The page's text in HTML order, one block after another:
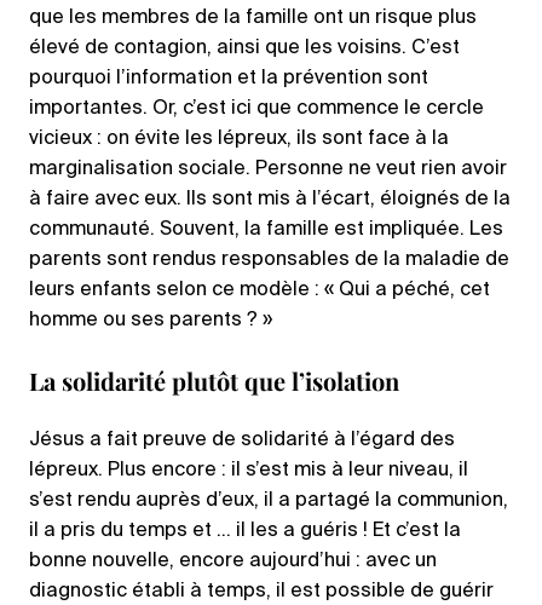
que les membres de la famille ont un risque plus
élevé de contagion, ainsi que les voisins. C’est
pourquoi l’information et la prévention sont
importantes. Or, c’est ici que commence le cercle
vicieux : on évite les lépreux, ils sont face à la
marginalisation sociale. Personne ne veut rien avoir
à faire avec eux. Ils sont mis à l’écart, éloignés de la
communauté. Souvent, la famille est impliquée. Les
parents sont rendus responsables de la maladie de
leurs enfants selon ce modèle : « Qui a péché, cet
homme ou ses parents ? »
La solidarité plutôt que l’isolation
Jésus a fait preuve de solidarité à l’égard des
lépreux. Plus encore : il s’est mis à leur niveau, il
s’est rendu auprès d’eux, il a partagé la communion,
il a pris du temps et … il les a guéris ! Et c’est la
bonne nouvelle, encore aujourd’hui : avec un
diagnostic établi à temps, il est possible de guérir